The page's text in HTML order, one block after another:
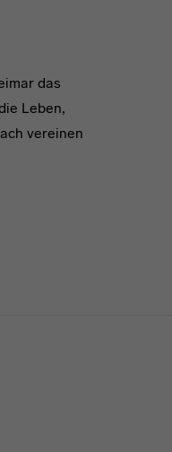
das
Leben,
vereinen